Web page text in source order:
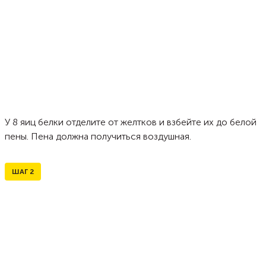
У 8 яиц белки отделите от желтков и взбейте их до белой
пены. Пена должна получиться воздушная.
ШАГ 2